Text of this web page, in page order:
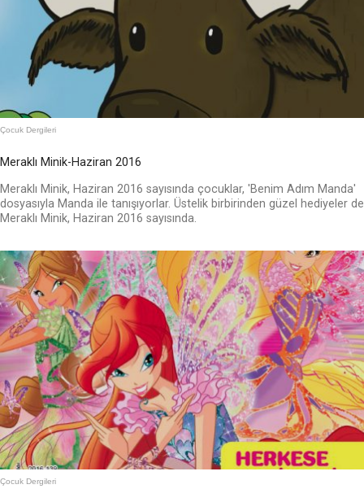
Çocuk Dergileri
Meraklı Minik-Haziran 2016
Meraklı Minik, Haziran 2016 sayısında çocuklar, 'Benim Adım Manda'
dosyasıyla Manda ile tanışıyorlar. Üstelik birbirinden güzel hediyeler de
Meraklı Minik, Haziran 2016 sayısında.
Çocuk Dergileri